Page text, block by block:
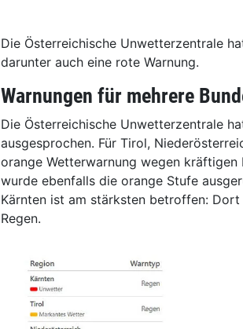
Die Österreichische Unwetterzentrale
darunter auch eine rote Warnung.
Warnungen für mehrere
Die Österreichische Unwetterzentrale
ausgesprochen. Für Tirol,
orange Wetterwarnung wegen kräftigen
wurde ebenfalls die orange Stufe
Kärnten ist am stärksten betroffen:
Regen.